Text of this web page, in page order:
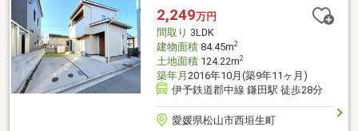
置、玄関扉交換、フローリング上張り、クロス張替え、クッショ
ンフロア張替え、建具交換、クローゼット交換、シューズボック
ス交換、給湯器交換、
2,249万円
間取り 3LDK
建物面積84.45m2
土地面積124.22m2
築年月 2016年10月(築9年11ヶ月)
伊予鉄道郡中線 鎌田駅 徒歩28分
愛媛県松山市西垣生町